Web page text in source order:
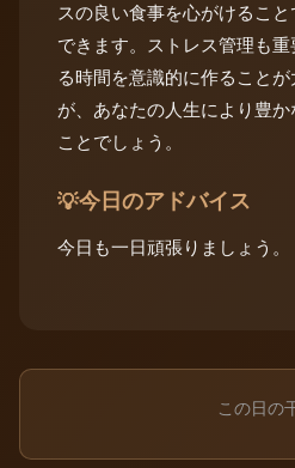
スの良い食事を心がけるこ
できます。ストレス管理も
る時間を意識的に作ること
が、あなたの人生により豊
ことでしょう。
💡今日のアドバイス
今日も一日頑張りましょう。
この日の